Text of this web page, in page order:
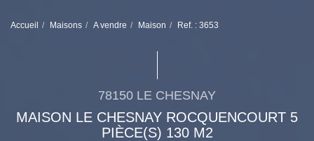
Accueil Maisons A vendre Maison Ref. : 3653
78150 LE CHESNAY
MAISON LE CHESNAY ROCQUENCOURT 5
PIÈCE(S) 130 M2